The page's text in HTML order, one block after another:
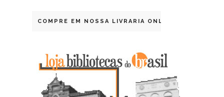
COMPRE EM NOSSA LIVRARIA ONLINE